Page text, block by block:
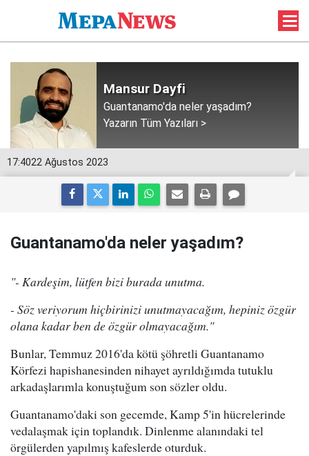
Mansur Dayfi
Guantanamo'da neler yaşadım?
Yazarın Tüm Yazıları >
17:4022 Ağustos 2023
Guantanamo'da neler yaşadım?
"- Kardeşim, lütfen bizi burada unutma.
- Söz veriyorum hiçbirinizi unutmayacağım, hepiniz özgür
olana kadar ben de özgür olmayacağım."
Bunlar, Temmuz 2016'da kötü şöhretli Guantanamo
Körfezi hapishanesinden nihayet ayrıldığımda tutuklu
arkadaşlarımla konuştuğum son sözler oldu.
Guantanamo'daki son gecemde, Kamp 5'in hücrelerinde
vedalaşmak için toplandık. Dinlenme alanındaki tel
örgülerden yapılmış kafeslerde oturduk.